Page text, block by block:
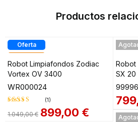
Productos
Oferta
Robot Limpiafondos Zodiac
Vortex OV 3400
WR000024
Valorado
(1)
1.049,00€ 899,00 €
Robot
SX 20